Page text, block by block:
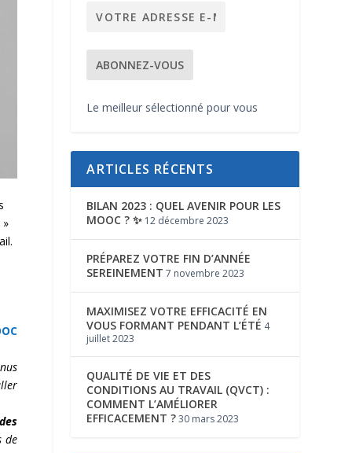
de
Le meilleur sélectionné pour vous
ARTICLES RÉCENTS
BILAN 2023 : QUEL AVENIR POUR LES
MOOC ? ✨ 12 décembre 2023
PRÉPAREZ VOTRE FIN D’ANNÉE
SEREINEMENT 7 novembre 2023
MAXIMISEZ VOTRE EFFICACITÉ EN
VOUS FORMANT PENDANT L’ÉTÉ 4
juillet 2023
QUALITÉ DE VIE ET DES
CONDITIONS AU TRAVAIL (QVCT) :
COMMENT L’AMÉLIORER
EFFICACEMENT ?30 mars 2023